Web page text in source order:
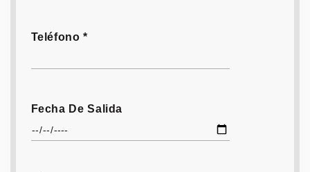
Teléfono *
Fecha De Salida